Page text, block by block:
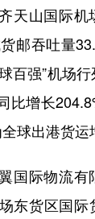
海南
云南
青海
黑龙江
山国际机
邮吞吐量
百强”机场
比增长
球出港货运
际物流有
东货区国际